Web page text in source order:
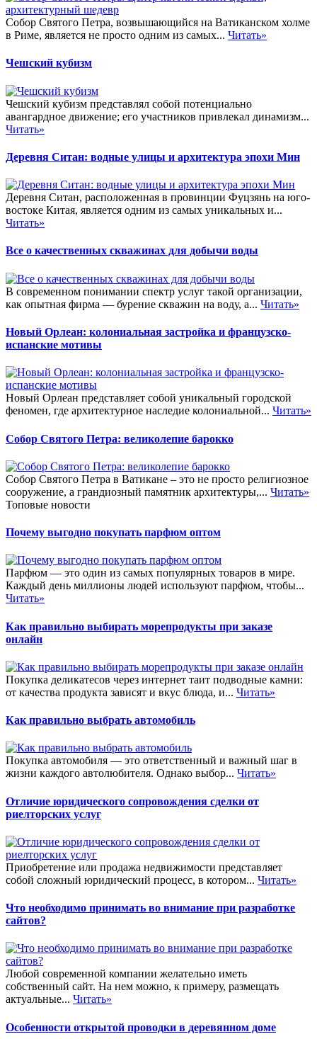
Собор Святого Петра, возвышающийся на Ватиканском холме
в Риме, является не просто одним из самых... Читать»
Чешский кубизм
Чешский кубизм представлял собой потенциально
авангардное движение; его участников привлекал динамизм...
Читать»
Деревня Ситан: водные улицы и архитектура эпохи Мин
Деревня Ситан, расположенная в провинции Фуцзянь на юго-
востоке Китая, является одним из самых уникальных и...
Читать»
Все о качественных скважинах для добычи воды
В современном понимании спектр услуг такой организации,
как опытная фирма — бурение скважин на воду, а... Читать»
Новый Орлеан: колониальная застройка и французско-
испанские мотивы
Новый Орлеан представляет собой уникальный городской
феномен, где архитектурное наследие колониальной... Читать»
Собор Святого Петра: великолепие барокко
Собор Святого Петра в Ватикане – это не просто религиозное
сооружение, а грандиозный памятник архитектуры,... Читать»
Топовые новости
Почему выгодно покупать парфюм оптом
Парфюм — это один из самых популярных товаров в мире.
Каждый день миллионы людей используют парфюм, чтобы...
Читать»
Как правильно выбирать морепродукты при заказе
онлайн
Покупка деликатесов через интернет таит подводные камни:
от качества продукта зависят и вкус блюда, и... Читать»
Как правильно выбрать автомобиль
Покупка автомобиля — это ответственный и важный шаг в
жизни каждого автолюбителя. Однако выбор... Читать»
Отличие юридического сопровождения сделки от
риелторских услуг
Приобретение или продажа недвижимости представляет
собой сложный юридический процесс, в котором... Читать»
Что необходимо принимать во внимание при разработке
сайтов?
Любой современной компании желательно иметь
собственный сайт. На нем можно, к примеру, размещать
актуальные... Читать»
Особенности открытой проводки в деревянном доме